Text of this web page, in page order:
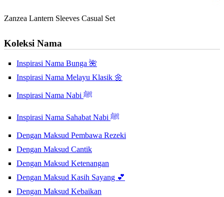
Zanzea Lantern Sleeves Casual Set
Koleksi Nama
Inspirasi Nama Bunga 🌺
Inspirasi Nama Melayu Klasik 🌼
Inspirasi Nama Nabi ﷺ
Inspirasi Nama Sahabat Nabi ﷺ
Dengan Maksud Pembawa Rezeki
Dengan Maksud Cantik
Dengan Maksud Ketenangan
Dengan Maksud Kasih Sayang 💕
Dengan Maksud Kebaikan